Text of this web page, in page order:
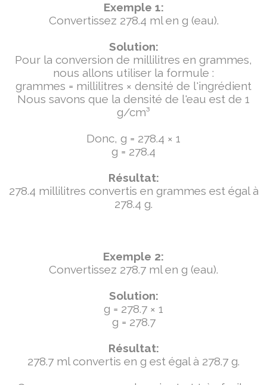
Exemple 1:
Convertissez 278.4 ml en g (eau).
Solution:
Pour la conversion de millilitres en grammes,
nous allons utiliser la formule :
grammes = millilitres × densité de l'ingrédient
Nous savons que la densité de l'eau est de 1
g/cm³
Donc, g = 278.4 × 1
g = 278.4
Résultat:
278.4 millilitres convertis en grammes est égal à
278.4 g.
Exemple 2:
Convertissez 278.7 ml en g (eau).
Solution:
g = 278.7 × 1
g = 278.7
Résultat:
278.7 ml convertis en g est égal à 278.7 g.